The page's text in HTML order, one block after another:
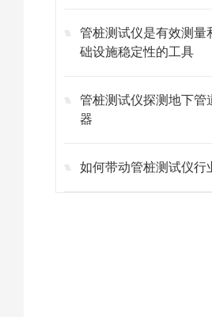
管桩测试仪是有效测量
础设施稳定性的工具
管桩测试仪探测地下管
器
如何带动管桩测试仪行